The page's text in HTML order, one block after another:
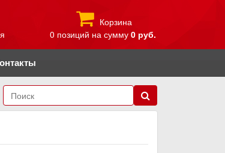
Корзина
0 позиций на сумму 0 руб.